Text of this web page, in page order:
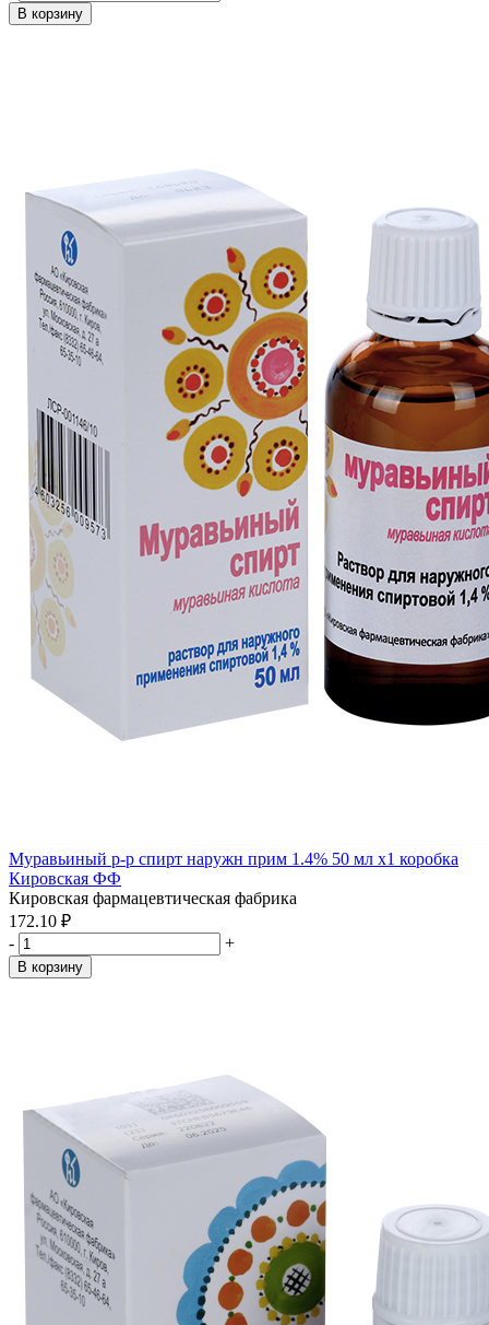
В корзину
Муравьиный р-р спирт наружн прим 1.4% 50 мл x1 коробка
Кировская ФФ
Кировская фармацевтическая фабрика
172.10 ₽
-
+
В корзину